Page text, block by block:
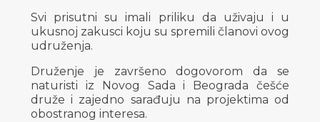
Svi prisutni su imali priliku da uživaju i u
ukusnoj zakusci koju su spremili članovi ovog
udruženja.
Druženje je završeno dogovorom da se
naturisti iz Novog Sada i Beograda češće
druže i zajedno sarađuju na projektima od
obostranog interesa.